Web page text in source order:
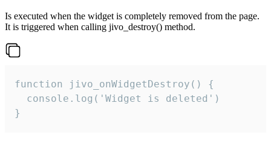
Is executed when the widget is completely removed from the page.
It is triggered when calling jivo_destroy() method.
function jivo_onWidgetDestroy() {
  console.log('Widget is deleted')
}